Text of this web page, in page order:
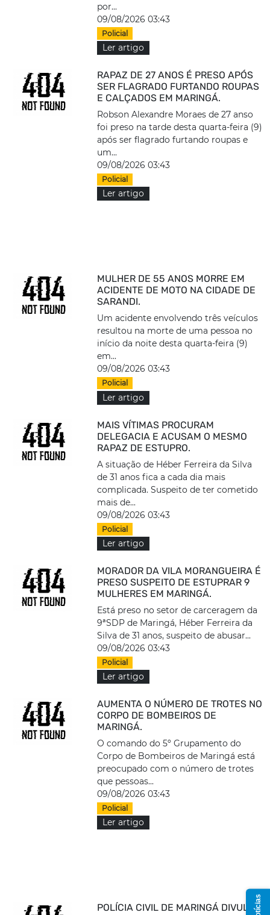
por...
09/08/2026 03:43
Policial
Ler artigo
RAPAZ DE 27 ANOS É PRESO APÓS
SER FLAGRADO FURTANDO ROUPAS
E CALÇADOS EM MARINGÁ.
Robson Alexandre Moraes de 27 anso
foi preso na tarde desta quarta-feira (9)
após ser flagrado furtando roupas e
um...
09/08/2026 03:43
Policial
Ler artigo
MULHER DE 55 ANOS MORRE EM
ACIDENTE DE MOTO NA CIDADE DE
SARANDI.
Um acidente envolvendo três veículos
resultou na morte de uma pessoa no
início da noite desta quarta-feira (9)
em...
09/08/2026 03:43
Policial
Ler artigo
MAIS VÍTIMAS PROCURAM
DELEGACIA E ACUSAM O MESMO
RAPAZ DE ESTUPRO.
A situação de Héber Ferreira da Silva
de 31 anos fica a cada dia mais
complicada. Suspeito de ter cometido
mais de...
09/08/2026 03:43
Policial
Ler artigo
MORADOR DA VILA MORANGUEIRA É
PRESO SUSPEITO DE ESTUPRAR 9
MULHERES EM MARINGÁ.
Está preso no setor de carceragem da
9ªSDP de Maringá, Héber Ferreira da
Silva de 31 anos, suspeito de abusar...
09/08/2026 03:43
Policial
Ler artigo
AUMENTA O NÚMERO DE TROTES NO
CORPO DE BOMBEIROS DE
MARINGÁ.
O comando do 5º Grupamento do
Corpo de Bombeiros de Maringá está
preocupado com o número de trotes
que pessoas...
09/08/2026 03:43
Policial
Ler artigo
POLÍCIA CIVIL DE MARINGÁ DIVULGA